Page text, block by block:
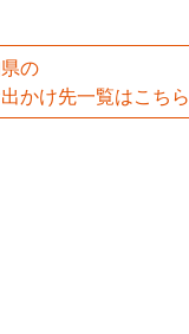
の
かけ先一覧はこちら